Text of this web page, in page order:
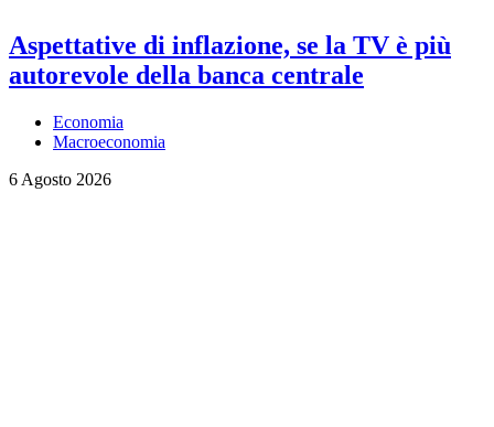
Aspettative di inflazione, se la TV è più
autorevole della banca centrale
Economia
Macroeconomia
6 Agosto 2026